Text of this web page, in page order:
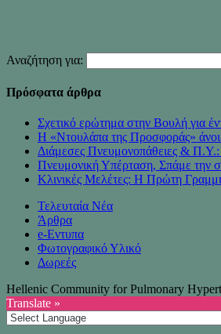
Αναζήτηση για:
Πρόσφατα άρθρα
Σχετικό ερώτημα στην Βουλή για
Η «Ντουλάπα της Προσφοράς»
Διάμεσες Πνευμονοπάθειες &
Πνευμονική Υπέρταση, Σπάμε την
Κλινικές Μελέτες: Η Πρώτη Γραμμή
Τελευταία Νέα
Άρθρα
e-Eντυπα
Φωτογραφικό Υλικό
Δωρεές
Hellenic Community for Pulmonary
Translate »